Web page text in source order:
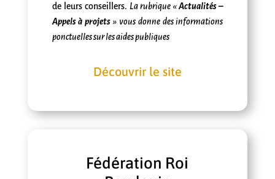
de leurs conseillers. La rubrique «Actualités –
Appels à projets» vous donne des informations
ponctuelles sur les aides publiques
Découvrir le site
Fédération Roi